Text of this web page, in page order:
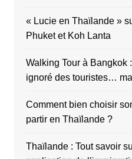
« Lucie en Thaïlande »
Phuket et Koh Lanta
Walking Tour à Bangkok
ignoré des touristes…
Comment bien choisir
partir en Thaïlande ?
Thaïlande : Tout savoir